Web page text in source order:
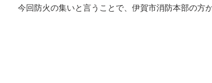
今回防火の集いと言うことで、伊賀市消防本部の方